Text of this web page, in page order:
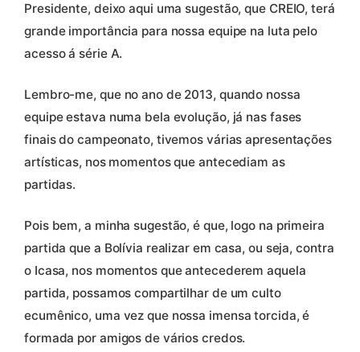
Presidente, deixo aqui uma sugestão, que CREIO, terá
grande importância para nossa equipe na luta pelo
acesso á série A.
Lembro-me, que no ano de 2013, quando nossa
equipe estava numa bela evolução, já nas fases
finais do campeonato, tivemos várias apresentações
artísticas, nos momentos que antecediam as
partidas.
Pois bem, a minha sugestão, é que, logo na primeira
partida que a Bolívia realizar em casa, ou seja, contra
o Icasa, nos momentos que antecederem aquela
partida, possamos compartilhar de um culto
ecumênico, uma vez que nossa imensa torcida, é
formada por amigos de vários credos.